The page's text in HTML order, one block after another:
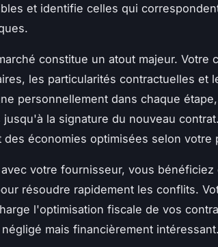
et identifie celles qui
constitue un atout majeur. Votre
les particularités contractuelles et
personnellement dans chaque
jusqu'à la signature du nouveau
des économies optimisées selon votre
votre fournisseur, vous
résoudre rapidement les conflits.
l'optimisation fiscale de vos
mais financièrement intéressant.